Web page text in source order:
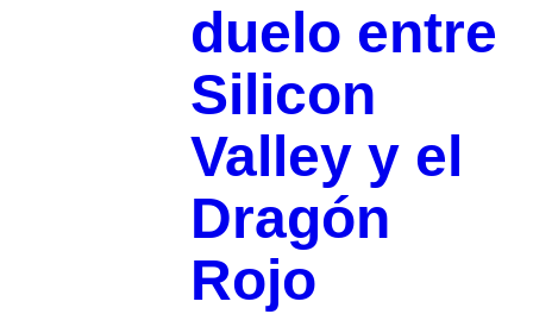
duelo entre
Silicon
Valley y el
Dragón
Rojo